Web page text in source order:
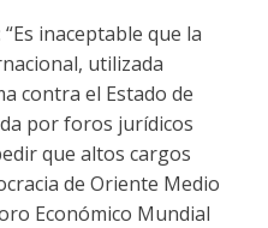
inaceptable que la
utilizada
contra el Estado de
por foros jurídicos
que altos cargos
de Oriente Medio
Económico Mundial